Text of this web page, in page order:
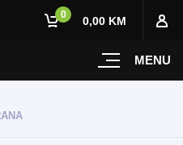
MENU
0 0,00 KM